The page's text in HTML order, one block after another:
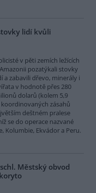
lidí kvůli
v pěti zemích ležících
pozatýkali stovky
a zabavili dřevo, minerály i
v hodnotě přes 280
dolarů (kolem 5,9
zásahů
deštném pralese
se do operace nazvané
Kolumbie, Ekvádor a Peru.
Městský obvod